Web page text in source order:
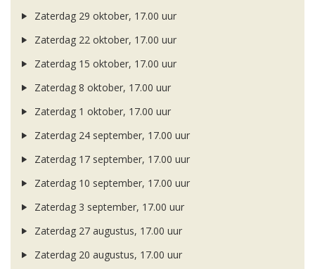
Zaterdag 29 oktober, 17.00 uur
Zaterdag 22 oktober, 17.00 uur
Zaterdag 15 oktober, 17.00 uur
Zaterdag 8 oktober, 17.00 uur
Zaterdag 1 oktober, 17.00 uur
Zaterdag 24 september, 17.00 uur
Zaterdag 17 september, 17.00 uur
Zaterdag 10 september, 17.00 uur
Zaterdag 3 september, 17.00 uur
Zaterdag 27 augustus, 17.00 uur
Zaterdag 20 augustus, 17.00 uur